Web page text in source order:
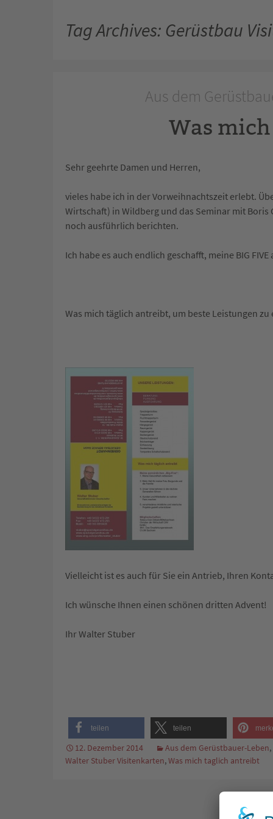
Tag Archives: Gerüstbau
Aus dem
Was
Sehr geehrte Damen und Herren,
vieles habe ich in der Vorweihnachtszeit erlebt.
Wirtschaft) in Wildberg und das Seminar mit
noch ausführlich berichten.
Ich habe es auch endlich geschafft, meine BIG
Was mich täglich antreibt, um beste Leistungen zu
Vielleicht ist es auch für Sie ein Antrieb, Ihren
Ich wünsche Ihnen einen schönen dritten Advent!
Ihr Walter Stuber
teilen teilen
12. Dezember 2014 Aus dem Gerüstbauer-Leben,
Walter Stuber Visitenkarten,Was mich taglich antreibt